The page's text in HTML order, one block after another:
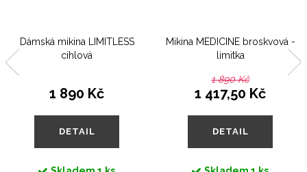
Dámská mikina LIMITLESS
cihlová
1 890 Kč
DETAIL
Mikina MEDICINE broskvová -
limitka
1 890 Kč
1 417,50 Kč
DETAIL